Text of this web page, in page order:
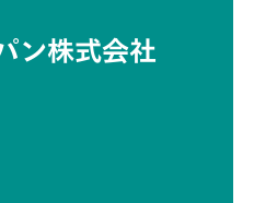
ン株式会社